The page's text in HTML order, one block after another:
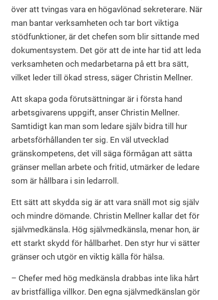
över att tvingas vara en högavlönad sekreterare. När
man bantar verksamheten och tar bort viktiga
stödfunktioner, är det chefen som blir sittande med
dokumentsystem. Det gör att de inte har tid att leda
verksamheten och medarbetarna på ett bra sätt,
vilket leder till ökad stress, säger Christin Mellner.
Att skapa goda förutsättningar är i första hand
arbetsgivarens uppgift, anser Christin Mellner.
Samtidigt kan man som ledare själv bidra till hur
arbetsförhållanden ter sig. En väl utvecklad
gränskompetens, det vill säga förmågan att sätta
gränser mellan arbete och fritid, utmärker de ledare
som är hållbara i sin ledarroll.
Ett sätt att skydda sig är att vara snäll mot sig själv
och mindre dömande. Christin Mellner kallar det för
självmedkänsla. Hög självmedkänsla, menar hon, är
ett starkt skydd för hållbarhet. Den styr hur vi sätter
gränser och utgör en viktig källa för hälsa.
– Chefer med hög medkänsla drabbas inte lika hårt
av bristfälliga villkor. Den egna självmedkänslan gör